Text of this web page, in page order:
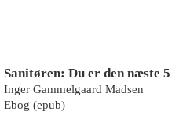
Sanitøren: Du er den næste 5
Inger Gammelgaard Madsen
Ebog (epub)